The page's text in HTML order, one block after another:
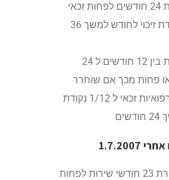
מי ששירת 24 חודשים לפחות זכאי
ל1/6 נקודת זיכוי לחודש למשך 36
מי ששירת בין 12 חודשים ל 24
פחות מכך אם שוחרר
מסיבות רפואיות זכאי ל 1/12 נקודת
חייל ששירת 23 חודשי שירות לפחות